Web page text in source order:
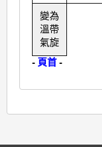
變為
溫帶
氣旋
- 頁首 -